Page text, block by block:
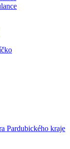
Pardubického kraje